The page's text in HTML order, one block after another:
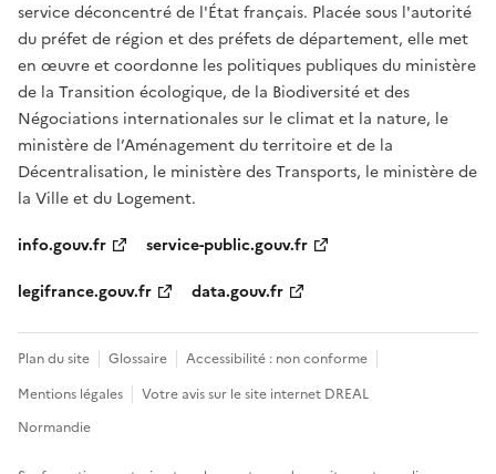
service déconcentré de l'État français. Placée sous l'autorité
du préfet de région et des préfets de département, elle met
en œuvre et coordonne les politiques publiques du ministère
de la Transition écologique, de la Biodiversité et des
Négociations internationales sur le climat et la nature, le
ministère de l’Aménagement du territoire et de la
Décentralisation, le ministère des Transports, le ministère de
la Ville et du Logement.
info.gouv.fr
service-public.gouv.fr
legifrance.gouv.fr
data.gouv.fr
Plan du site Glossaire
Accessibilité : non conforme
Mentions légales
Votre avis sur le site internet DREAL
Normandie